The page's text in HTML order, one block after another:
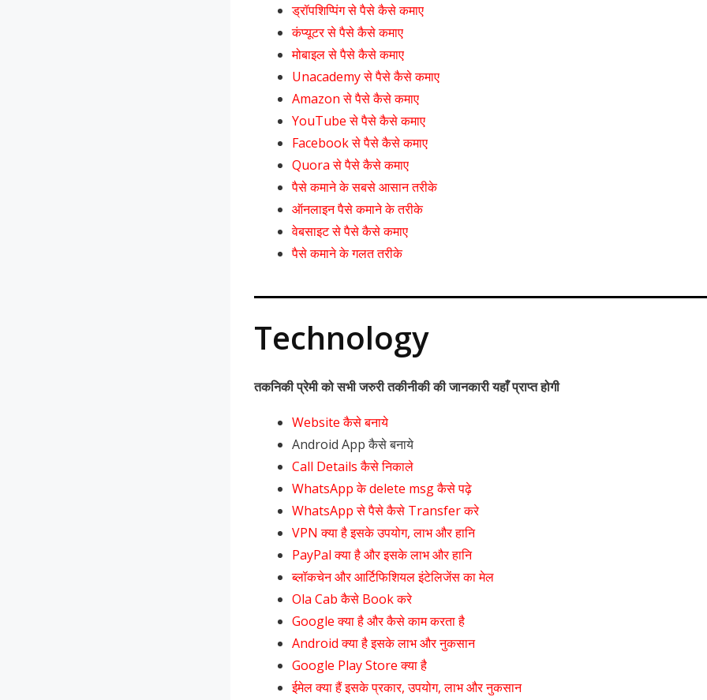
ड्रॉपशिप्पिंग से पैसे कैसे कमाए
कंप्यूटर से पैसे कैसे कमाए
मोबाइल से पैसे कैसे कमाए
Unacademy से पैसे कैसे कमाए
Amazon से पैसे कैसे कमाए
YouTube से पैसे कैसे कमाए
Facebook से पैसे कैसे कमाए
Quora से पैसे कैसे कमाए
पैसे कमाने के सबसे आसान तरीके
ऑनलाइन पैसे कमाने के तरीके
वेबसाइट से पैसे कैसे कमाए
पैसे कमाने के गलत तरीके
Technology
तकनिकी प्रेमी को सभी जरुरी तकीनीकी की जानकारी यहाँ प्राप्त होगी
Website कैसे बनाये
Android App कैसे बनाये
Call Details कैसे निकाले
WhatsApp के delete msg कैसे पढ़े
WhatsApp से पैसे कैसे Transfer करे
VPN क्या है इसके उपयोग, लाभ और हानि
PayPal क्या है और इसके लाभ और हानि
ब्लॉकचेन और आर्टिफिशियल इंटेलिजेंस का मेल
Ola Cab कैसे Book करे
Google क्या है और कैसे काम करता है
Android क्या है इसके लाभ और नुकसान
Google Play Store क्या है
ईमेल क्या हैं इसके प्रकार, उपयोग, लाभ और नुकसान